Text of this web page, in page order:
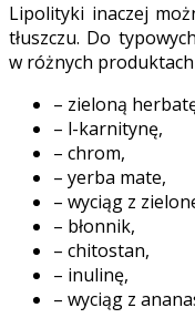
Lipolityki inaczej
tłuszczu. Do
w różnych produktach
– zieloną
– l-karnitynę,
– chrom,
– yerba mate,
– wyciąg z
– błonnik,
– chitostan,
– inulinę,
– wyciąg z